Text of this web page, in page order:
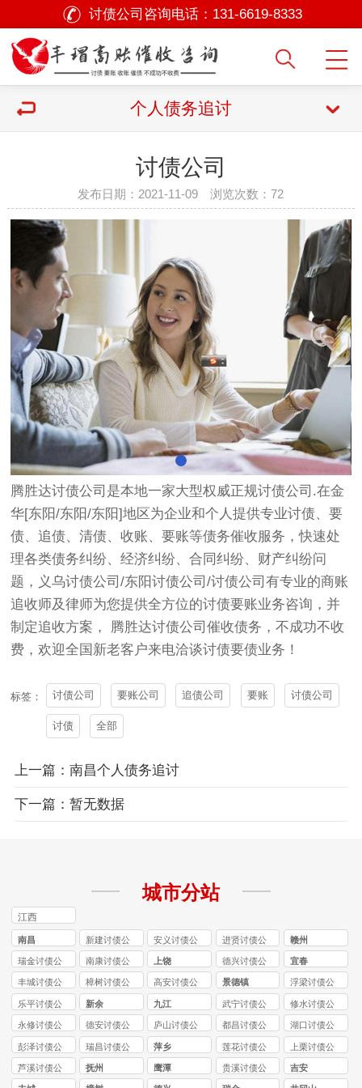
讨债公司咨询电话： 131-6619-8333
个人债务追讨
讨债公司
发布日期：2021-11-09 浏览次数：72
腾胜达讨债公司 是本地一家大型权威正规讨债公司.在金
华[东阳/东阳/东阳]地区为企业和个人提供专业讨债、要
债、追债、清债、收账、要账等债务催收服务，快速处
理各类债务纠纷、经济纠纷、合同纠纷、财产纠纷问
题，义乌讨债公司/东阳讨债公司/讨债公司有专业的商账
追收师及律师为您提供全方位的讨债要账业务咨询，并
制定追收方案， 腾胜达讨债公司催收债务，不成功不收
费，欢迎全国新老客户来电洽谈讨债要债业务！
标签： 讨债公司 要账公司 追债公司 要账 讨债公司
讨债 全部
上一篇：南昌个人债务追讨
下一篇：暂无数据
城市分站
江西
南昌
新建讨债公
司
安义讨债公
司
进贤讨债公
司
赣州
瑞金讨债公
司
南康讨债公
司
上饶
德兴讨债公
司
宜春
丰城讨债公
司
樟树讨债公
司
高安讨债公
司
景德镇
浮梁讨债公
司
乐平讨债公
司
新余 九江
武宁讨债公
司
修水讨债公
司
永修讨债公
司
德安讨债公
司
庐山讨债公
司
都昌讨债公
司
湖口讨债公
司
彭泽讨债公
司
瑞昌讨债公
司
萍乡
莲花讨债公
司
上栗讨债公
司
芦溪讨债公
抚州 鹰潭
贵溪讨债公
吉安